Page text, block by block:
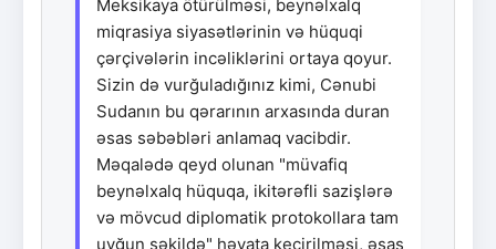
Meksikaya ötürülməsi, beynəlxalq
miqrasiya siyasətlərinin və hüquqi
çərçivələrin incəliklərini ortaya qoyur.
Sizin də vurğuladığınız kimi, Cənubi
Sudanın bu qərarının arxasında duran
əsas səbəbləri anlamaq vacibdir.
Məqalədə qeyd olunan "müvafiq
beynəlxalq hüquqa, ikitərəfli sazişlərə
və mövcud diplomatik protokollara tam
uyğun şəkildə" həyata keçirilməsi, əsas